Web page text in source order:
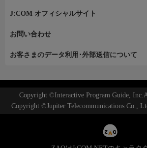
J:COM オフィシャルサイト
お問い合わせ
お客さまのデータ利用･外部送信について
Copyright ©Interactive Program Guide,
Copyright ©Jupiter Telecommunications Co.,